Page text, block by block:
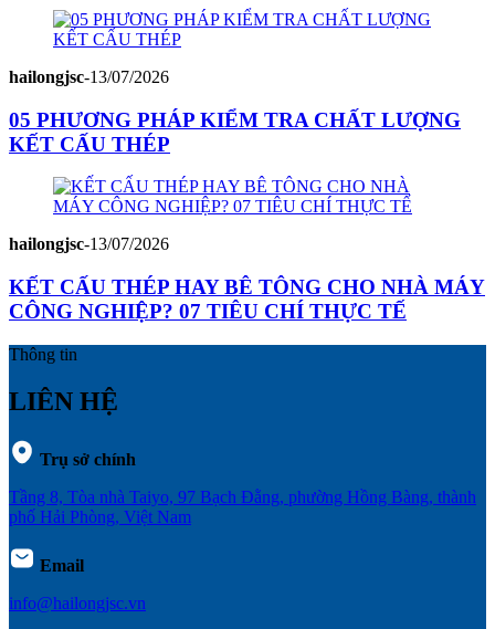
hailongjsc-13/07/2026
05 PHƯƠNG PHÁP KIỂM TRA CHẤT LƯỢNG
KẾT CẤU THÉP
hailongjsc-13/07/2026
KẾT CẤU THÉP HAY BÊ TÔNG CHO NHÀ MÁY
CÔNG NGHIỆP? 07 TIÊU CHÍ THỰC TẾ
Thông tin
LIÊN HỆ
Trụ sở chính
Tầng 8, Tòa nhà Taiyo, 97 Bạch Đằng, phường Hồng Bàng, thành
phố Hải Phòng, Việt Nam
Email
info@hailongjsc.vn